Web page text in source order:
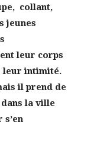
collant,
jeunes
leur corps
leur intimité.
il prend de
la ville